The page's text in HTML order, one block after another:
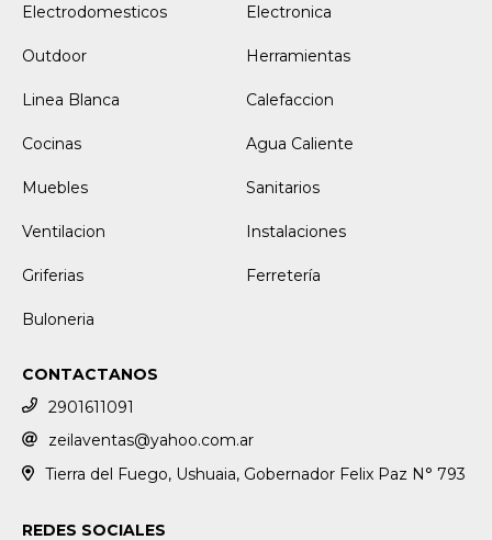
Electrodomesticos
Electronica
Outdoor Herramientas
Linea Blanca Calefaccion
Cocinas Agua Caliente
Muebles Sanitarios
Ventilacion Instalaciones
Griferias Ferretería
Buloneria
CONTACTANOS
2901611091
zeilaventas@yahoo.com.ar
Tierra del Fuego, Ushuaia, Gobernador Felix Paz N° 793
REDES SOCIALES